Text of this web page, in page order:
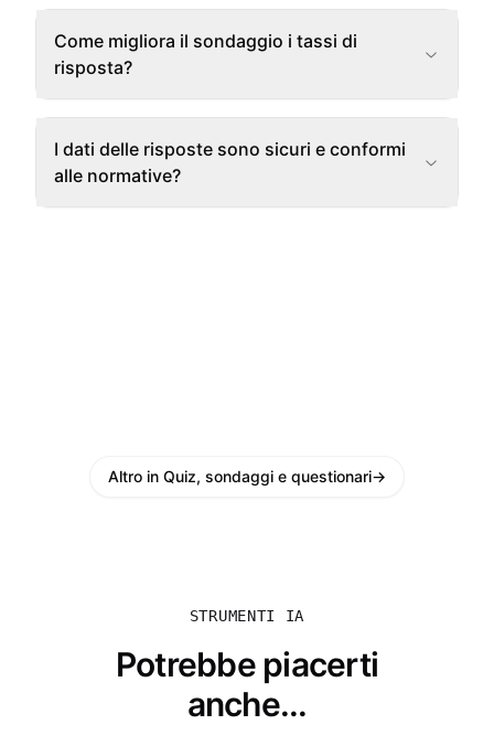
Come migliora il sondaggio i tassi di
risposta?
I dati delle risposte sono sicuri e conformi
alle normative?
Altro in Quiz, sondaggi e questionari→
STRUMENTI IA
Potrebbe piacerti
anche...